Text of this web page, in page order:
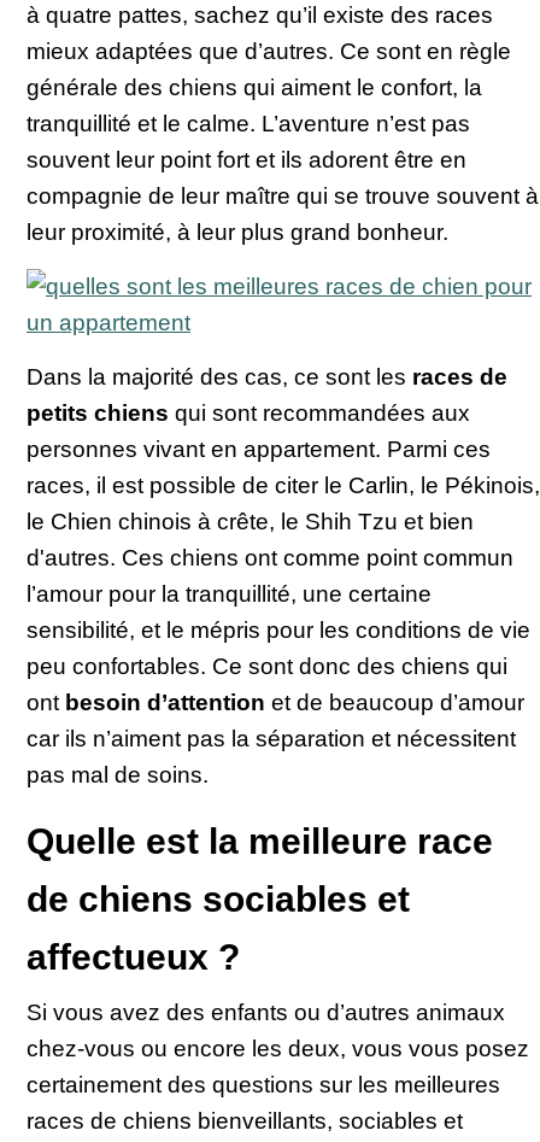
à quatre pattes, sachez qu’il existe des races
mieux adaptées que d’autres. Ce sont en règle
générale des chiens qui aiment le confort, la
tranquillité et le calme. L’aventure n’est pas
souvent leur point fort et ils adorent être en
compagnie de leur maître qui se trouve souvent à
leur proximité, à leur plus grand bonheur.
Dans la majorité des cas, ce sont les races de
petits chiens qui sont recommandées aux
personnes vivant en appartement. Parmi ces
races, il est possible de citer le Carlin, le Pékinois,
le Chien chinois à crête, le Shih Tzu et bien
d'autres. Ces chiens ont comme point commun
l’amour pour la tranquillité, une certaine
sensibilité, et le mépris pour les conditions de vie
peu confortables. Ce sont donc des chiens qui
ont besoin d’attention et de beaucoup d’amour
car ils n’aiment pas la séparation et nécessitent
pas mal de soins.
Quelle est la meilleure race
de chiens sociables et
affectueux ?
Si vous avez des enfants ou d’autres animaux
chez-vous ou encore les deux, vous vous posez
certainement des questions sur les meilleures
races de chiens bienveillants, sociables et